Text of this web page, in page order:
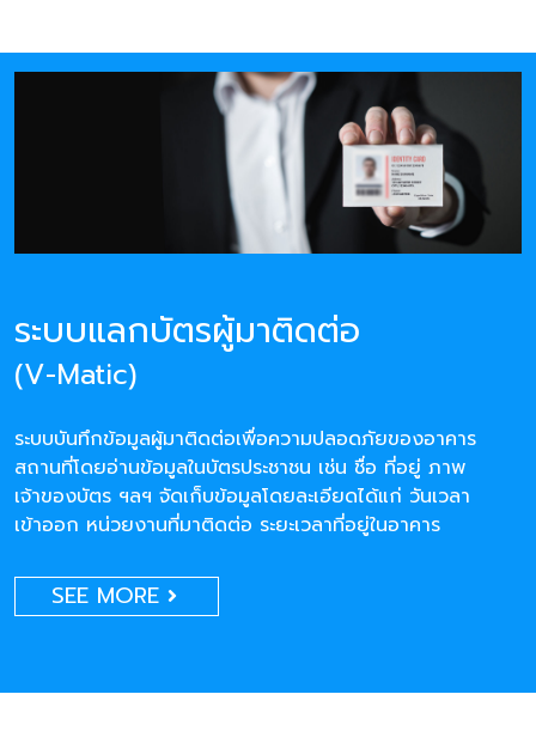
ระบบแลกบัตรผู้มาติดต่อ
(V-Matic)
ระบบบันทึกข้อมูลผู้มาติดต่อเพื่อความปลอดภัยของอาคาร
สถานที่โดยอ่านข้อมูลในบัตรประชาชน เช่น ชื่อ ที่อยู่ ภาพ
เจ้าของบัตร ฯลฯ จัดเก็บข้อมูลโดยละเอียดได้แก่ วันเวลา
เข้าออก หน่วยงานที่มาติดต่อ ระยะเวลาที่อยู่ในอาคาร
SEE MORE